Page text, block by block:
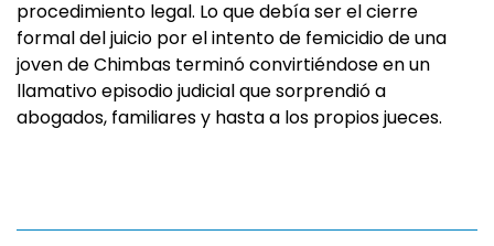
procedimiento legal. Lo que debía ser el cierre
formal del juicio por el intento de femicidio de una
joven de Chimbas terminó convirtiéndose en un
llamativo episodio judicial que sorprendió a
abogados, familiares y hasta a los propios jueces.